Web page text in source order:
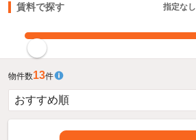
賃料で探す 指定なし
物件数13件